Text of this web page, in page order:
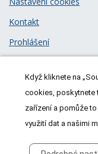
© 2026MeDitorial|
Kontakt
Prohlášení
Když kliknete na
cookies, poskytnete
zařízení a pomůže
využití dat a našimi